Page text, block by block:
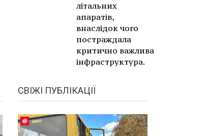
літальних
апаратів,
внаслідок чого
постраждала
критично важлива
інфраструктура.
СВІЖІ ПУБЛІКАЦІЇ